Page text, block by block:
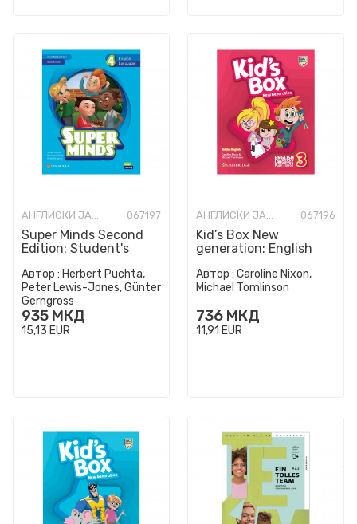
АНГЛИСКИ ЈАЗИК 067197
Super Minds Second
Edition: Student's
1)
Автор : Herbert Puchta,
Peter Lewis-Jones, Günter
Gerngross
935 МКД
15,13 EUR
АНГЛИСКИ ЈАЗИК 067196
Kid’s Box New
generation: English
3 (Level 1)
Автор : Caroline Nixon,
Michael Tomlinson
736 МКД
11,91 EUR